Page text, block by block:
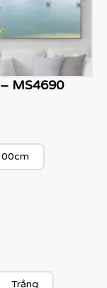
MS4690
Trắng